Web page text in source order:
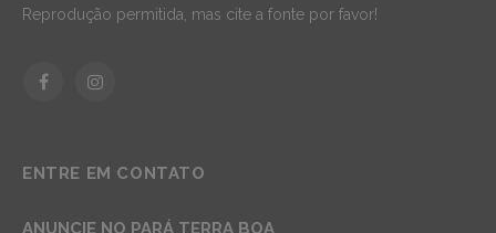
Reprodução permitida, mas cite a fonte por favor!
FacebookInstagram
ENTRE EM CONTATO
ANUNCIE NO PARÁ TERRA BOA